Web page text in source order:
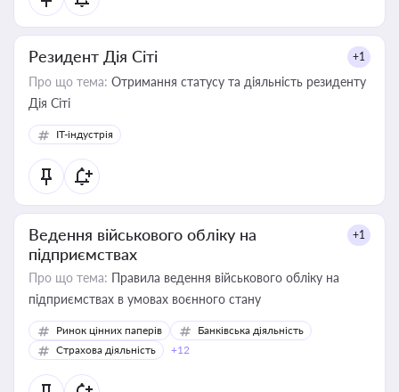
Резидент Дія Сіті +1
Про що тема: Отримання статусу та діяльність резиденту
Дія Сіті
IT-індустрія
Ведення військового обліку на
підприємствах
+1
Про що тема: Правила ведення військового обліку на
підприємствах в умовах воєнного стану
Ринок цінних паперів
Банківська діяльність
Страхова діяльність
+12